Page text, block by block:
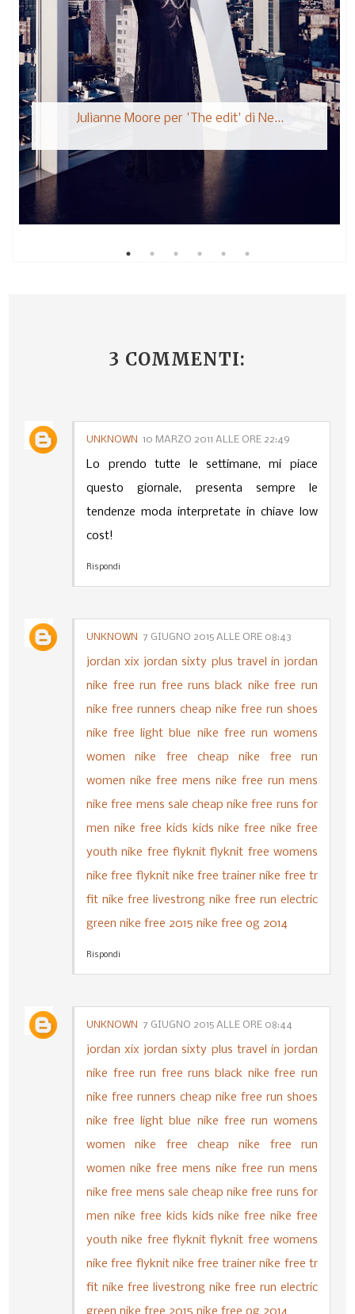
Julianne Moore per 'The edit' di Ne...
3 COMMENTI:
UNKNOWN 10 MARZO 2011 ALLE ORE 22:49
Lo prendo tutte le settimane, mi piace
questo giornale, presenta sempre le
tendenze moda interpretate in chiave low
cost!
Rispondi
UNKNOWN 7 GIUGNO 2015 ALLE ORE 08:43
jordan xix jordan sixty plus travel in jordan
nike free run free runs black nike free run
nike free runners cheap nike free run shoes
nike free light blue nike free run womens
women nike free
cheap nike free run
women nike free mens nike free run mens
nike free mens sale cheap nike free runs for
men nike free kids kids nike free nike free
youth nike free flyknit flyknit free womens
nike free flyknit nike free trainer nike free tr
fit nike free livestrong nike free run electric
green nike free 2015 nike free og 2014
Rispondi
UNKNOWN 7 GIUGNO 2015 ALLE ORE 08:44
jordan xix jordan sixty plus travel in jordan
nike free run free runs black nike free run
nike free runners cheap nike free run shoes
nike free light blue nike free run womens
women nike free
cheap nike free run
women nike free mens nike free run mens
nike free mens sale cheap nike free runs for
men nike free kids kids nike free nike free
youth nike free flyknit flyknit free womens
nike free flyknit nike free trainer nike free tr
fit nike free livestrong nike free run electric